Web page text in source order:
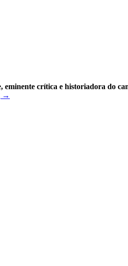
eminente crítica e historiadora do
→